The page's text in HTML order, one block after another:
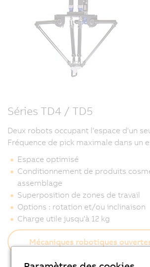
Séries TD4 / TD5
Deux robots occupant l'espace d'un
Fréquence de pick maximale dans un
Espace optimisé
Conditionnement de produits
assemblage
Superposition de zones de travail
Options : rotation et/ou inclinaison
Charge utile jusqu'à 12 kg
Mécaniques robotiques